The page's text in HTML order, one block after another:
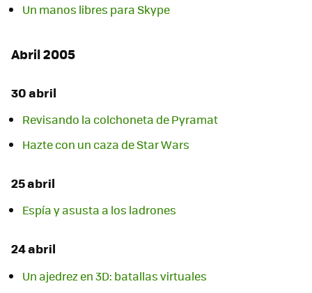
Un manos libres para Skype
Abril 2005
30 abril
Revisando la colchoneta de Pyramat
Hazte con un caza de Star Wars
25 abril
Espía y asusta a los ladrones
24 abril
Un ajedrez en 3D: batallas virtuales